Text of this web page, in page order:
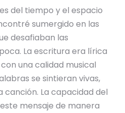
del tiempo y el espacio
sumergido en las
desafiaban las
La escritura era lírica
una calidad musical
se sintieran vivas,
canción. La capacidad del
mensaje de manera